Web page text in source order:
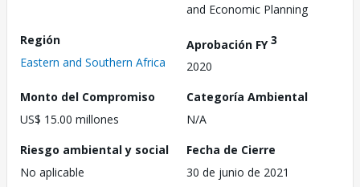
and Economic Planning
Región
Eastern and Southern Africa
Aprobación FY3
2020
Monto del Compromiso
US$ 15.00 millones
Categoría Ambiental
N/A
Riesgo ambiental y social
No aplicable
Fecha de Cierre
30 de junio de 2021